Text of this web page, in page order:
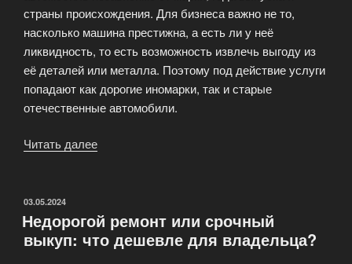
страны происхождения. Для бизнеса важно не то,
насколько машина престижна, а есть ли у неё
ликвидность, то есть возможность извлечь выгоду из
её деталей или металла. Поэтому под действие услуги
попадают как дорогие иномарки, так и старые
отечественные автомобили.
Читать далее
рамках
срочного
ОПУБЛИКОВАНО
03.05.2024
Недорогой ремонт или срочный
выкуп: что дешевле для владельца?